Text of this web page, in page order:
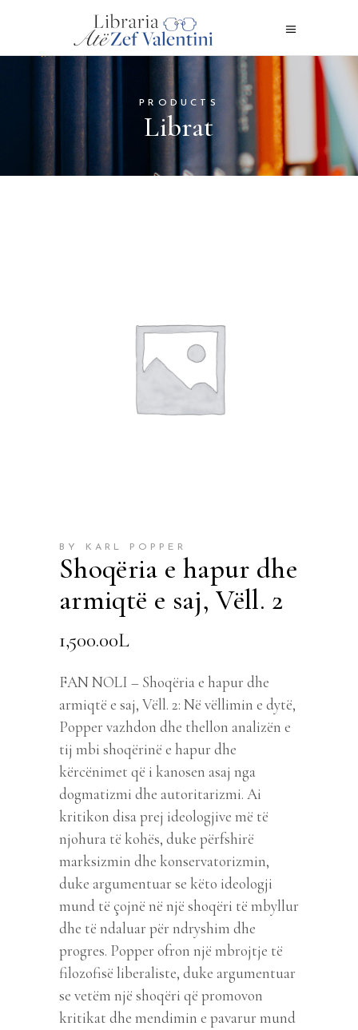
PRODUCTS
Librat
BY KARL POPPER
Shoqëria e hapur dhe
armiqtë e saj, Vëll. 2
1,500.00L
FAN NOLI – Shoqëria e hapur dhe
armiqtë e saj, Vëll. 2: Në vëllimin e dytë,
Popper vazhdon dhe thellon analizën e
tij mbi shoqërinë e hapur dhe
kërcënimet që i kanosen asaj nga
dogmatizmi dhe autoritarizmi. Ai
kritikon disa prej ideologjive më të
njohura të kohës, duke përfshirë
marksizmin dhe konservatorizmin,
duke argumentuar se këto ideologji
mund të çojnë në një shoqëri të mbyllur
dhe të ndaluar për ndryshim dhe
progres. Popper ofron një mbrojtje të
filozofisë liberaliste, duke argumentuar
se vetëm një shoqëri që promovon
kritikat dhe mendimin e pavarur mund